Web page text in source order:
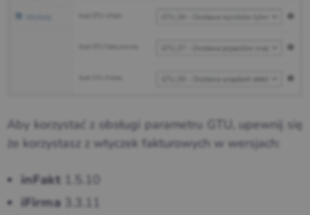
Aby korzystać z obsługi parametru GTU, upewnij się
że korzystasz z wtyczek fakturowych w wersjach:
inFakt 1.5.10
iFirma 3.3.11